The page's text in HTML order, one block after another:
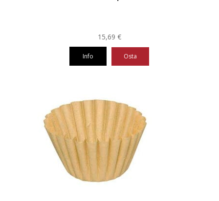
15,69 €
Info Osta